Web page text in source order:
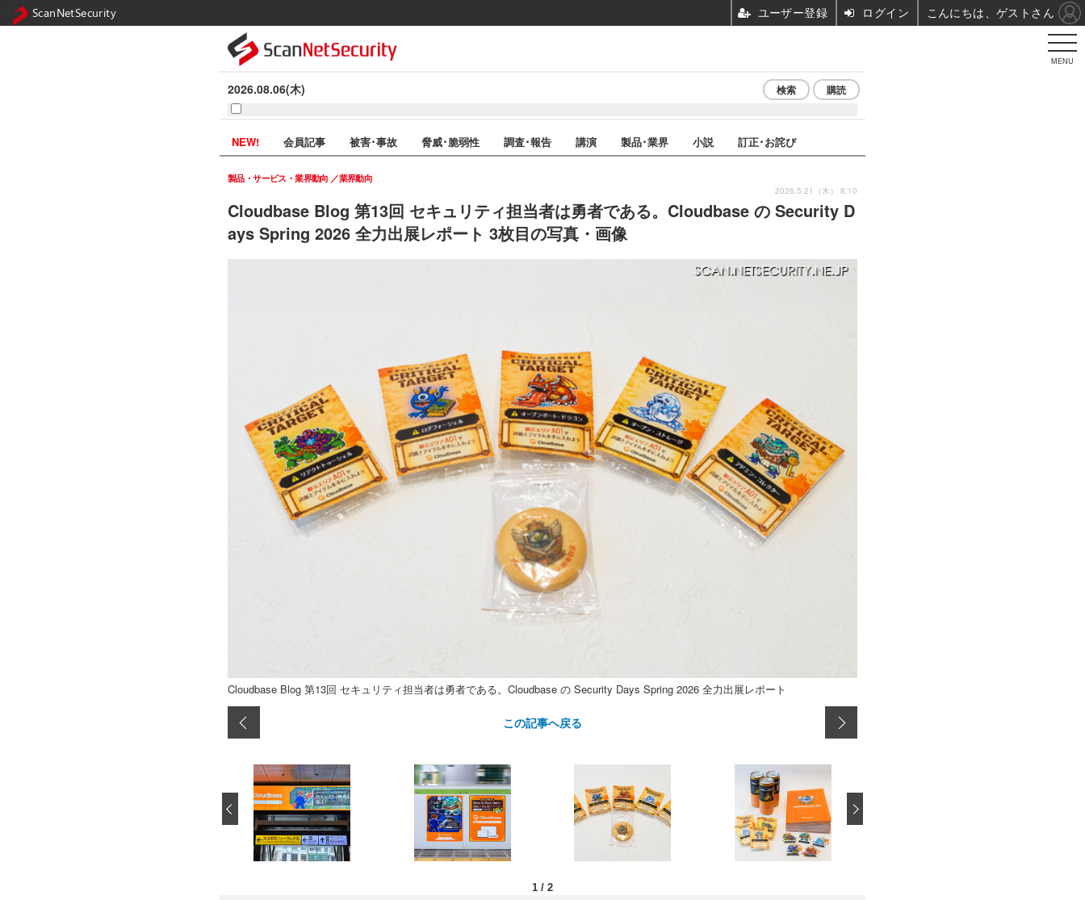
MENU
2026.08.06(木) 検索 購読
NEW! 会員記事 被害･事故 脅威･脆弱性 調査･報告 講演 製品･業界 小説 訂正･お詫び
Cloudbase Blog 第13回 セキュリティ担当者は勇者である。Cloudbase の Security D
ays Spring 2026 全力出展レポート 3枚目の写真・画像
製品・サービス・業界動向 業界動向
2026.5.21（木） 8:10
Cloudbase Blog 第13回 セキュリティ担当者は勇者である。Cloudbase の Security Days Spring 2026 全力出展レポート
この記事へ戻る
1 / 2
‹
ScanNetSecurity ユーザー登録 ログイン こんにちは、ゲストさん